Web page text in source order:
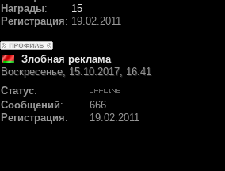
Награды:
15
Регистрация: 19.02.2011
Злобная реклама
Воскресенье, 15.10.2017, 16:41
Статус:
Сообщений:
666
Регистрация: 19.02.2011